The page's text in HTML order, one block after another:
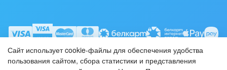
Сайт использует cookie-файлы для обеспечения удобства
пользования сайтом, сбора статистики и представления